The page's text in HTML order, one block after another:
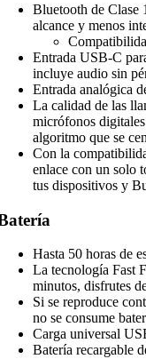
Bluetooth de Clase
alcance y menos
Entrada USB-C
incluye audio sin
Entrada analógica
La calidad de las
micrófonos
algoritmo que se
Con la
enlace con un solo
tus dispositivos y
Hasta 50 horas de
La tecnología Fast
minutos, disfrutes
Si se reproduce
no se consume
Carga universal
Batería recargable